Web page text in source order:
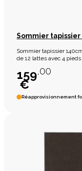
Sommier tapissier
Sommier tapissier 140cm x
de 12 lattes avec 4
159,00
€
Réapprovisionnement